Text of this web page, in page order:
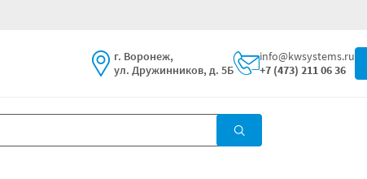
г. Воронеж,
ул. Дружинников, д. 5Б
info@kwsystems.ru
+7 (473) 211 06 36